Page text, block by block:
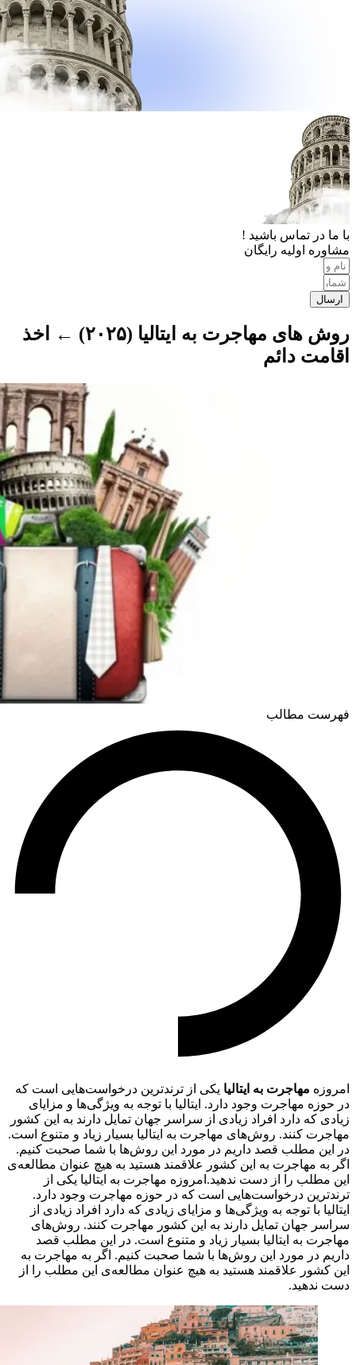
با ما در تماس باشید !
مشاوره اولیه رایگان
ارسال
روش های مهاجرت به ایتالیا (۲۰۲۵) ← اخذ
اقامت دائم
فهرست مطالب
امروزه مهاجرت به ایتالیا یکی از ترندترین درخواست‌هایی است که
در حوزه مهاجرت وجود دارد. ایتالیا با توجه به ویژگی‌ها و مزایای
زیادی که دارد افراد زیادی از سراسر جهان تمایل دارند به این کشور
مهاجرت کنند. روش‌های مهاجرت به ایتالیا بسیار زیاد و متنوع است.
در این مطلب قصد داریم در مورد این روش‌ها با شما صحبت کنیم.
اگر به مهاجرت به این کشور علاقمند هستید به هیچ عنوان مطالعه‌ی
این مطلب را از دست ندهید.امروزه مهاجرت به ایتالیا یکی از
ترندترین درخواست‌هایی است که در حوزه مهاجرت وجود دارد.
ایتالیا با توجه به ویژگی‌ها و مزایای زیادی که دارد افراد زیادی از
سراسر جهان تمایل دارند به این کشور مهاجرت کنند. روش‌های
مهاجرت به ایتالیا بسیار زیاد و متنوع است. در این مطلب قصد
داریم در مورد این روش‌ها با شما صحبت کنیم. اگر به مهاجرت به
این کشور علاقمند هستید به هیچ عنوان مطالعه‌ی این مطلب را از
دست ندهید.